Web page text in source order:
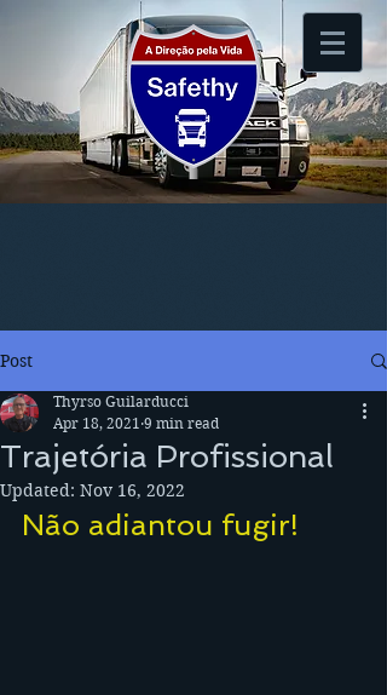
Post
Trajetória Profissional
Thyrso Guilarducci
Apr 18, 2021 9 min read
Updated: Nov 16, 2022
Não adiantou fugir!